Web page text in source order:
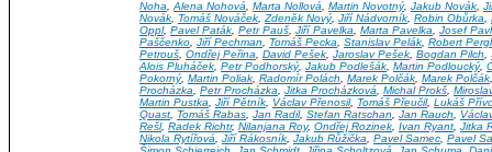
Noha
Alena Nohová Marta Nollová Martin Novotný, Jakub Novák
Novák
Tomáš Nováček Zdeněk Nový, Jiří Nádvorník Robin Obůrka
Oppl, Pavel Paták Petr Pauš Jiří Pavelka Marta Pavelka
Josef
Paščenko Jiří Pechman Tomáš Pecka Stanislav Pelák Robert Pergl
Petrouš Ondřej Peřina David Pešek Jaroslav Pešek Bogdan Pilch
Alois Pluháček Petr Podhorský, Jakub Podlešák Martin Podloucký,
Pokorný, Martin Poliak Radomír Polách Marek Polčák Marek Polčák
Procházka
Petr Procházka Jitka Procházková Michal Prokš
Martin Pustka
Jiří Pětník Václav Přenosil, Tomáš Přeučil, Lukáš
Quast
Tomáš Rabas Jan Radil, Stefan Ratschan Jan Rauch
Rešl, Radek Richtr, Nilanjana Roy, Ondřej Rozinek Ivan Ryant Jitka
Nikola Rytířová
Jiří Rákosník Jakub Růžička Pavel Samec Pavel